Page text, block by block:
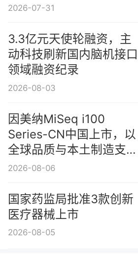
2026-07-31
3.3亿元天使轮融资，主
动科技刷新国内脑机接口
领域融资纪录
2026-08-03
因美纳MiSeq i100
Series-CN中国上市，以
全球品质与本土制造支持
中国客户测序能力建设
2026-08-06
国家药监局批准3款创新
医疗器械上市
2026-08-05